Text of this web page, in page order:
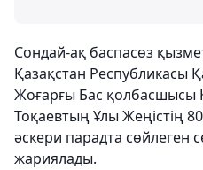
Сондай-ақ баспасөз
Қазақстан Республикасы
Жоғарғы Бас
Тоқаевтың Ұлы Жеңістің
әскери парадта сөйлеген
жариялады.